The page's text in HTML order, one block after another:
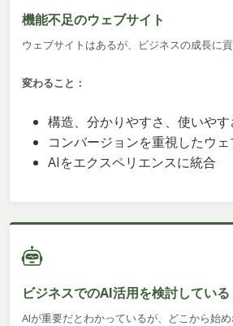
機能不足のウェブサイト
ウェブサイトはあるが、ビジネスの成長に貢
変わること：
構造、分かりやすさ、使いや
コンバージョンを重視したウ
AIをエクスペリエンスに統合
ビジネスでのAI活用を検討している
AIが重要だとわかっているが、どこから始め